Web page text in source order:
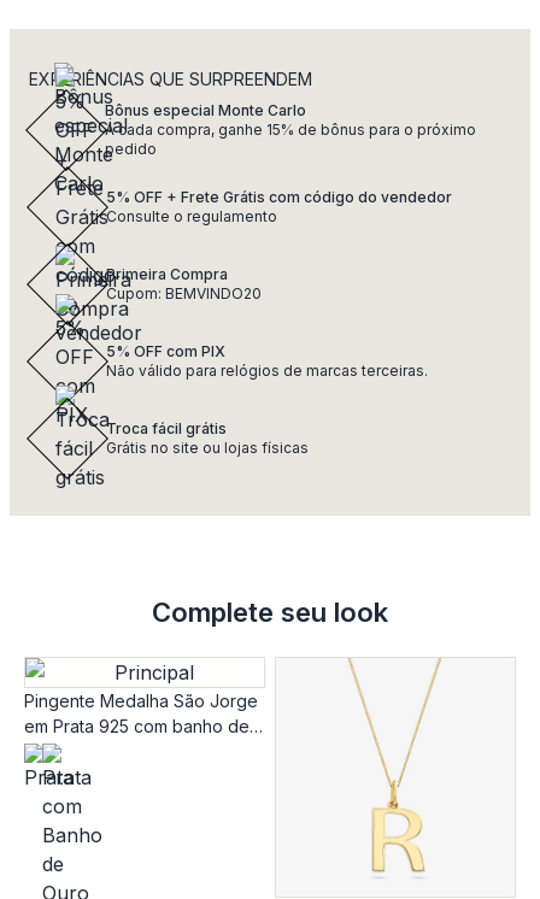
EXPERIÊNCIAS QUE SURPREENDEM
Bônus especial Monte Carlo
A cada compra, ganhe 15% de bônus para o próximo
pedido
5% OFF + Frete Grátis com código do vendedor
Consulte o regulamento
Primeira Compra
Cupom: BEMVINDO20
5% OFF com PIX
Não válido para relógios de marcas terceiras.
Troca fácil grátis
Grátis no site ou lojas físicas
Complete seu look
Pingente Medalha São Jorge
em Prata 925 com banho de
Ouro Amarelo 18k